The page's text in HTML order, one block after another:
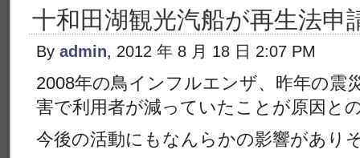
十和田湖観光汽船が再生法申
By admin, 2012 年 8 月 18 日 2:07 PM
2008年の鳥インフルエンザ、昨年の震
害で利用者が減っていたことが原因と
今後の活動にもなんらかの影響があり